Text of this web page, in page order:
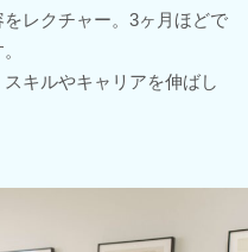
レクチャー。3ヶ月ほどで
キルやキャリアを伸ばし